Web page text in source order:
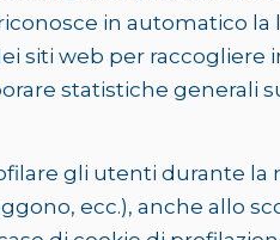
in automatico
siti web per
statistiche generali
gli utenti durante
ecc.), anche allo